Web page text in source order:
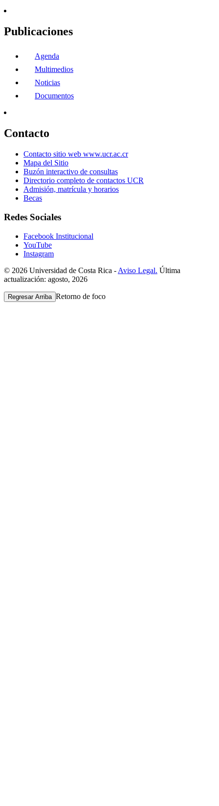
Publicaciones
Agenda
Multimedios
Noticias
Documentos
Contacto
Contacto sitio web www.ucr.ac.cr
Mapa del Sitio
Buzón interactivo de consultas
Directorio completo de contactos UCR
Admisión, matrícula y horarios
Becas
Redes Sociales
Facebook Institucional
YouTube
Instagram
© 2026 Universidad de Costa Rica - Aviso Legal. Última
actualización: agosto, 2026
Regresar Arriba Retorno de foco